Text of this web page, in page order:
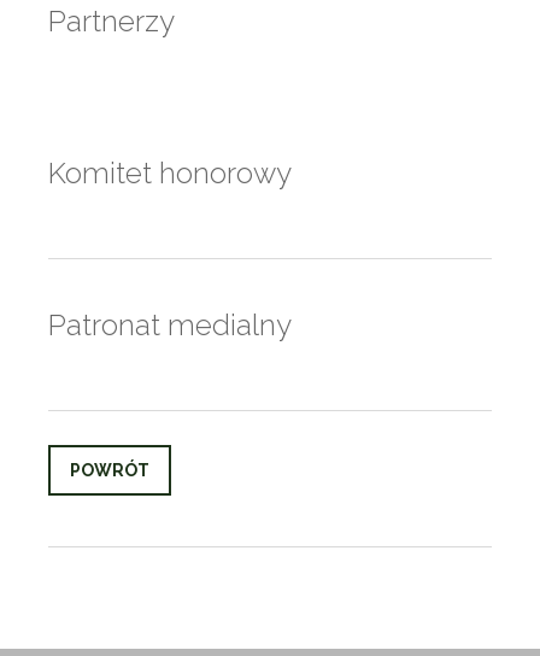
Partnerzy
Komitet honorowy
Patronat medialny
POWRÓT